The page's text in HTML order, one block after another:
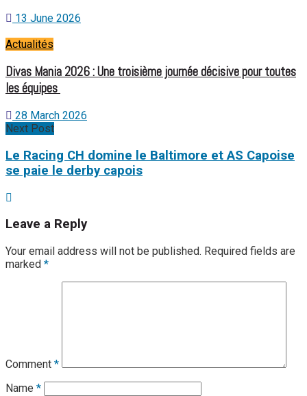
13 June 2026
Actualités
Divas Mania 2026 : Une troisième journée décisive pour toutes
les équipes
28 March 2026
Next Post
Le Racing CH domine le Baltimore et AS Capoise
se paie le derby capois
Leave a Reply
Your email address will not be published. Required fields are
marked *
Comment *
Name *